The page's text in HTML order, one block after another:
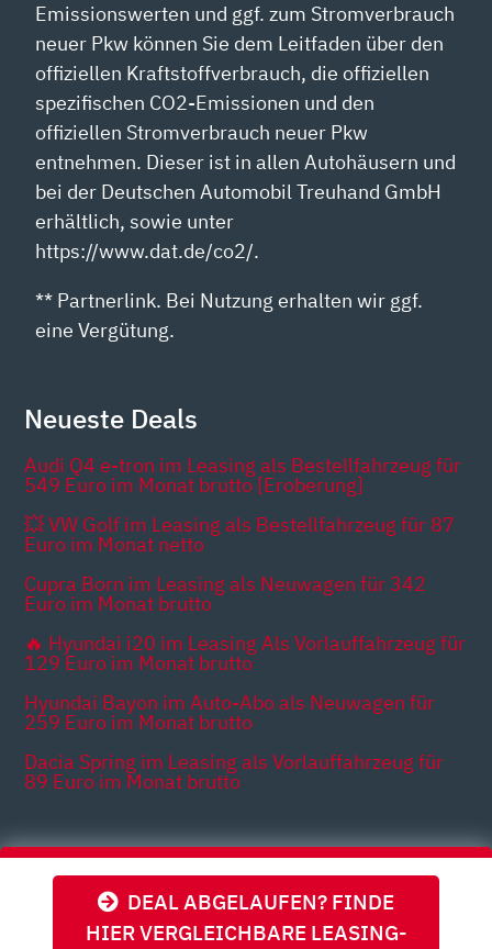
DEAL ABGELAUFEN? FINDE
HIER VERGLEICHBARE LEASING-
Emissionswerten und ggf. zum Stromverbrauch
neuer Pkw können Sie dem Leitfaden über den
offiziellen Kraftstoffverbrauch, die offiziellen
spezifischen CO2-Emissionen und den
offiziellen Stromverbrauch neuer Pkw
entnehmen. Dieser ist in allen Autohäusern und
bei der Deutschen Automobil Treuhand GmbH
erhältlich, sowie unter
https://www.dat.de/co2/.
** Partnerlink. Bei Nutzung erhalten wir ggf.
eine Vergütung.
Neueste Deals
Audi Q4 e-tron im Leasing als Bestellfahrzeug für
549 Euro im Monat brutto [Eroberung]
💥 VW Golf im Leasing als Bestellfahrzeug für 87
Euro im Monat netto
Cupra Born im Leasing als Neuwagen für 342
Euro im Monat brutto
🔥 Hyundai i20 im Leasing Als Vorlauffahrzeug für
129 Euro im Monat brutto
Hyundai Bayon im Auto-Abo als Neuwagen für
259 Euro im Monat brutto
Dacia Spring im Leasing als Vorlauffahrzeug für
89 Euro im Monat brutto